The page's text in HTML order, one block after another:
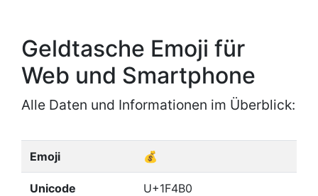
Geldtasche Emoji für
Web und Smartphone
Alle Daten und Informationen im Überblick:
Emoji 💰
Unicode U+1F4B0